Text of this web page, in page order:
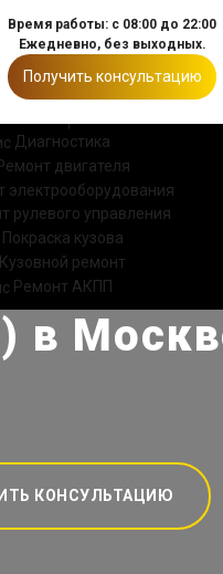
Время работы: с 08:00 до 22:00
Ежедневно, без выходных.
Получить консультацию
Диагностика
двигателя
электрооборудования
рулевого управления
Покраска кузова
Кузовной ремонт
Ремонт АКПП
в
КОНСУЛЬТАЦИЮ